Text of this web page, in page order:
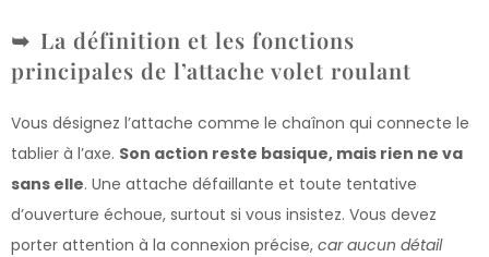
La définition et les fonctions
principales de l’attache volet roulant
Vous désignez l’attache comme le chaînon qui connecte le
tablier à l’axe. Son action reste basique, mais rien ne va
sans elle. Une attache défaillante et toute tentative
d’ouverture échoue, surtout si vous insistez. Vous devez
porter attention à la connexion précise, car aucun détail